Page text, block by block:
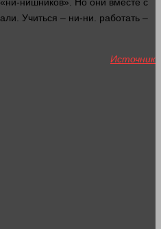
Учиться – ни-ни. работать –
Источник